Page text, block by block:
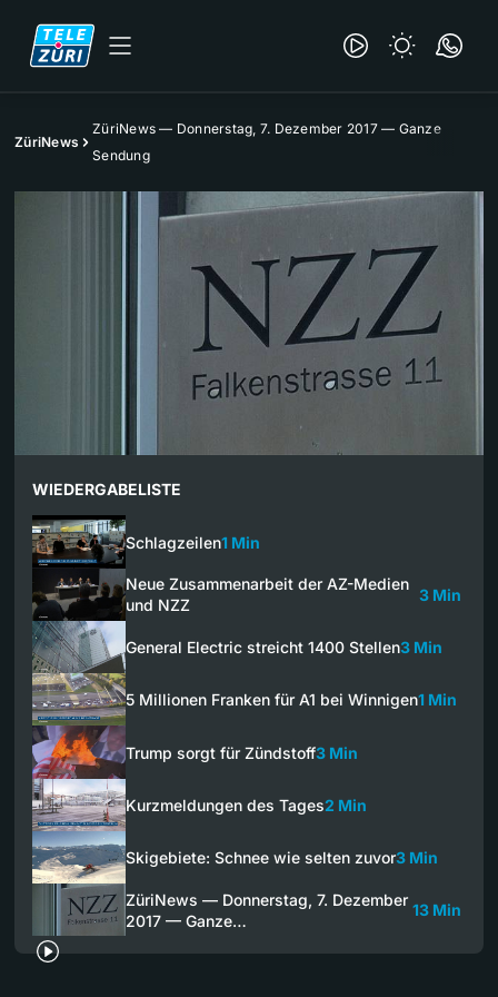
ZüriNews
ZüriNews — Donnerstag, 7. Dezember 2017 — Ganze
Sendung
WIEDERGABELISTE
Schlagzeilen1 Min
Neue Zusammenarbeit der AZ-Medien
und NZZ
3 Min
General Electric streicht 1400 Stellen3 Min
5 Millionen Franken für A1 bei Winnigen1 Min
Trump sorgt für Zündstoff3 Min
Kurzmeldungen des Tages2 Min
Skigebiete: Schnee wie selten zuvor3 Min
ZüriNews — Donnerstag, 7. Dezember
2017 — Ganze…
13 Min